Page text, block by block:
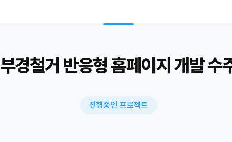
부경철거 반응형 홈페이지 개발 수
진행중인 프로젝트